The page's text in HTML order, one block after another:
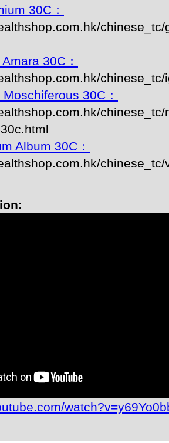
30C：
chinese_tc/
30C：
chinese_tc/
30C：
chinese_tc/
Album 30C：